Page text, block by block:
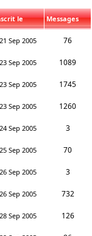
le Messages
21 Sep 2005 76
23 Sep 2005 1089
23 Sep 2005 1745
23 Sep 2005 1260
24 Sep 2005 3
25 Sep 2005 70
26 Sep 2005 3
26 Sep 2005 732
28 Sep 2005 126